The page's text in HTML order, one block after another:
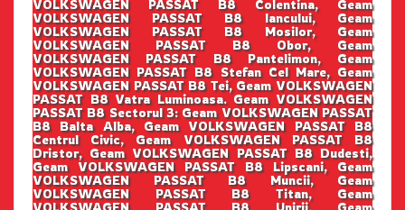
VOLKSWAGEN PASSAT B8 Colentina, Geam
VOLKSWAGEN PASSAT B8 Iancului, Geam
VOLKSWAGEN PASSAT B8 Mosilor, Geam
VOLKSWAGEN PASSAT B8 Obor, Geam
VOLKSWAGEN PASSAT B8 Pantelimon, Geam
VOLKSWAGEN PASSAT B8 Stefan Cel Mare, Geam
VOLKSWAGEN PASSAT B8 Tei, Geam VOLKSWAGEN
PASSAT B8 Vatra Luminoasa. Geam VOLKSWAGEN
PASSAT B8 Sectorul 3: Geam VOLKSWAGEN PASSAT
B8 Balta Alba, Geam VOLKSWAGEN PASSAT B8
Centrul Civic, Geam VOLKSWAGEN PASSAT B8
Dristor, Geam VOLKSWAGEN PASSAT B8 Dudesti,
Geam VOLKSWAGEN PASSAT B8 Lipscani, Geam
VOLKSWAGEN PASSAT B8 Muncii, Geam
VOLKSWAGEN PASSAT B8 Titan, Geam